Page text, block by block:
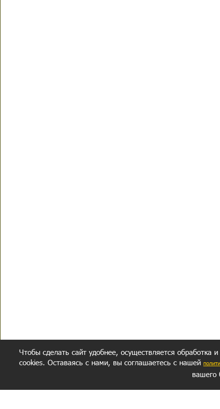
Чтобы сделать сайт удобнее, осуществляется обработка
cookies. Оставаясь с нами, вы соглашаетесь с нашей
вашего